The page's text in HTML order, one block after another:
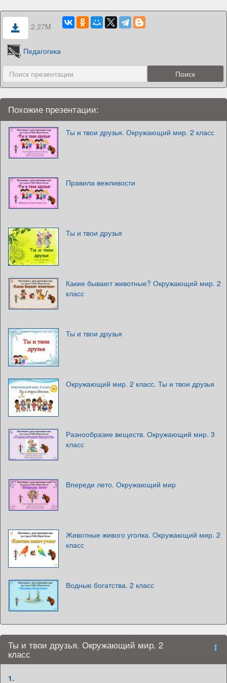
2.27M
Педагогика
Похожие презентации:
Ты и твои друзья. Окружающий мир. 2 класс
Правила вежливости
Ты и твои друзья
Какие бывают животные? Окружающий мир. 2
класс
Ты и твои друзья
Окружающий мир. 2 класс. Ты и твои друзья
Разнообразие веществ. Окружающий мир. 3
класс
Впереди лето. Окружающий мир
Животные живого уголка. Окружающий мир. 2
класс
Водные богатства. 2 класс
Ты и твои друзья. Окружающий мир. 2
класс
1.